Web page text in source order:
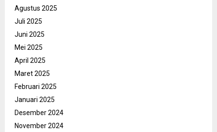
Agustus 2025
Juli 2025
Juni 2025
Mei 2025
April 2025
Maret 2025
Februari 2025
Januari 2025
Desember 2024
November 2024